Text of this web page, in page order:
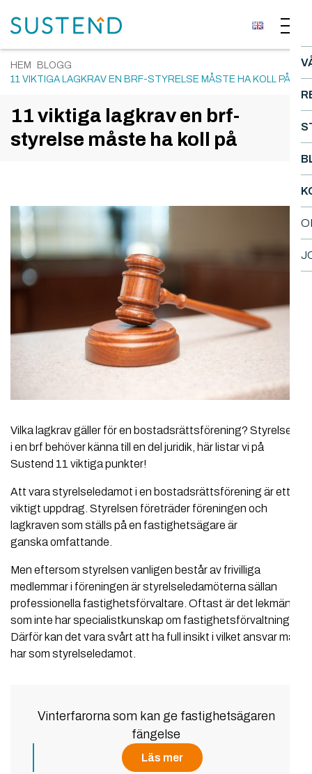
HEM
BLOGG
11 VIKTIGA LAGKRAV EN BRF-STYRELSE MÅSTE HA KOLL PÅ
11 viktiga lagkrav en brf-
styrelse måste ha koll på
Vilka lagkrav gäller för en bostadsrättsförening? Styrelsen
i en brf behöver känna till en del juridik, här listar vi på
Sustend 11 viktiga punkter!
Att vara styrelseledamot i en bostadsrättsförening är ett
viktigt uppdrag. Styrelsen företräder föreningen och
lagkraven som ställs på en fastighetsägare är
ganska omfattande.
Men eftersom styrelsen vanligen består av frivilliga
medlemmar i föreningen är styrelseledamöterna sällan
professionella fastighetsförvaltare. Oftast är det lekmän,
som inte har specialistkunskap om fastighetsförvaltning.
Därför kan det vara svårt att ha full insikt i vilket ansvar man
har som styrelseledamot.
Vinterfarorna som kan ge fastighetsägaren
fängelse
Läs mer